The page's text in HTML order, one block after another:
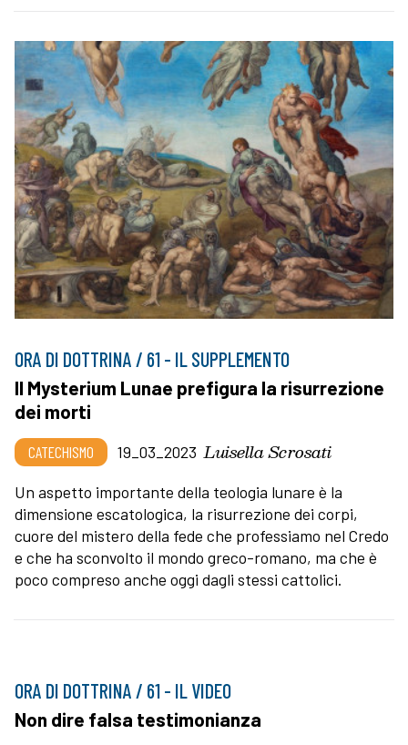
ORA DI DOTTRINA / 61 - IL SUPPLEMENTO
Il Mysterium Lunae prefigura la risurrezione
dei morti
CATECHISMO 19_03_2023 Luisella Scrosati
Un aspetto importante della teologia lunare è la
dimensione escatologica, la risurrezione dei corpi,
cuore del mistero della fede che professiamo nel Credo
e che ha sconvolto il mondo greco-romano, ma che è
poco compreso anche oggi dagli stessi cattolici.
ORA DI DOTTRINA / 61 - IL VIDEO
Non dire falsa testimonianza